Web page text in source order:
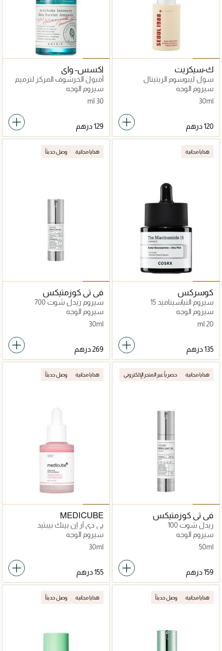
ك-سيكريت
سول ليبوسوم الريتينال
والجينسنغ الأسود
سيروم الوجه
30ml
اكسس- واي
أمبول الخرشوف المركز لترميم
حاجز البشرة المتضرر وتهدئة
الالتهابات.
سيروم الوجه
30 ml
هدايا مجانية
كوسركس
سيروم النياسيناميد 15
سيروم الوجه
20 ml
هدايا مجانية وصل حديثاً
في تي كوزمتيكس
سيروم ريدل شوت 700
سيروم الوجه
30ml
هدايا مجانية حصرياً عبر المتجر الإلكتروني
في تي كوزمتيكس
ريدل شوت 100
سيروم الوجه
50ml
هدايا مجانية وصل حديثاً
MEDICUBE
بي دي آر إن بينك بيبتيد
سيروم الوجه
30ml
هدايا مجانية وصل حديثاً هدايا مجانية وصل حديثاً